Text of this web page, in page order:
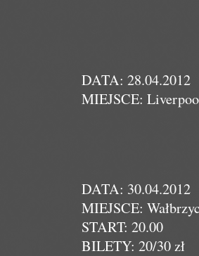
DATA: 28.04.2012
MIEJSCE:
DATA: 30.04.2012
MIEJSCE:
START: 20.00
BILETY: 20/30 zł